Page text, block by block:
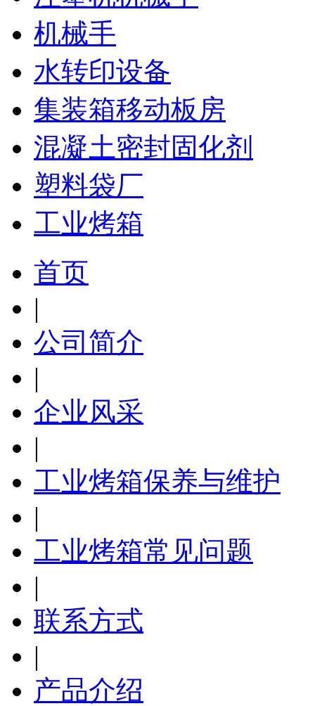
机械手
水转印设备
集装箱移动板房
混凝土密封固化剂
塑料袋厂
工业烤箱
首页
|
公司简介
|
企业风采
|
工业烤箱保养与维护
|
工业烤箱常见问题
|
联系方式
|
产品介绍